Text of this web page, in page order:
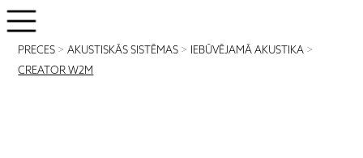
PRECES >AKUSTISKĀS SISTĒMAS > IEBŪVĒJAMĀ AKUSTIKA >
CREATOR W2M